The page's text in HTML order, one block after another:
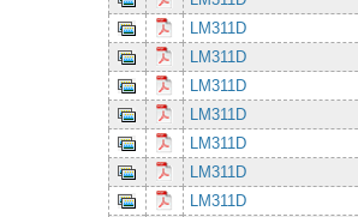
LM311D
LM311D
LM311D
LM311D
LM311D
LM311D
LM311D